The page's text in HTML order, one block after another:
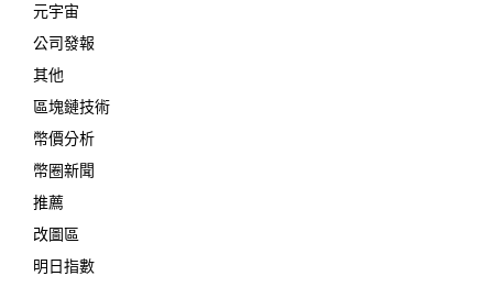
元宇宙
公司發報
其他
區塊鏈技術
幣價分析
幣圈新聞
推薦
改圖區
明日指數